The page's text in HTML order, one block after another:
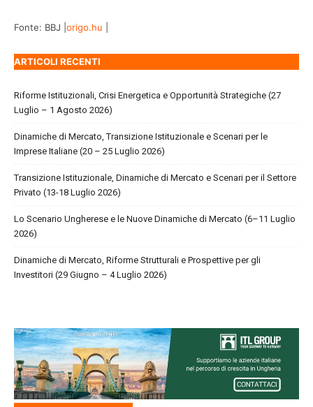
Fonte: BBJ | origo.hu
ARTICOLI RECENTI
Riforme Istituzionali, Crisi Energetica e Opportunità Strategiche (27
Luglio – 1 Agosto 2026)
Dinamiche di Mercato, Transizione Istituzionale e Scenari per le
Imprese Italiane (20 – 25 Luglio 2026)
Transizione Istituzionale, Dinamiche di Mercato e Scenari per il Settore
Privato (13-18 Luglio 2026)
Lo Scenario Ungherese e le Nuove Dinamiche di Mercato (6–11 Luglio
2026)
Dinamiche di Mercato, Riforme Strutturali e Prospettive per gli
Investitori (29 Giugno – 4 Luglio 2026)